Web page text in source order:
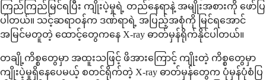
ကြည်ကြည်မြင်ရပြီး ကျိုးပဲ့မှုရဲ့ တည်နေရာနဲ့ အမျိုးအစားကို ဖော်ပြ
ပါတယ်။ သင့်ဆရာဝန်က ဒဏ်ရာရဲ့ အပြည့်အစုံကို မြင်ရအောင်
အမြင်မတူတဲ့ ထောင့်တွေကနေ X-ray ဓာတ်မှန်ရိုက်နိုင်ပါတယ်။
တချို့ကိစ္စတွေမှာ အထူးသဖြင့် ဖိအားကြောင့် ကျိုးတဲ့ ကိစ္စတွေမှာ
ကျိုးပဲ့မှုရှိနေပေမယ့် စတင်ရိုက်တဲ့ X-ray ဓာတ်မှန်တွေက ပုံမှန်ပုံစံပြ